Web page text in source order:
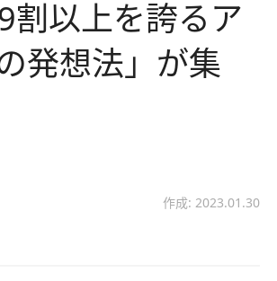
割以上を誇るア
発想法」が集
作成: 2023.01.30